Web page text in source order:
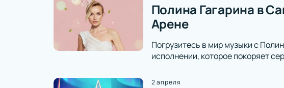
Полина Гагарина в
Арене
Погрузитесь в мир музыки с
исполнении, которое покоряет
2 апреля